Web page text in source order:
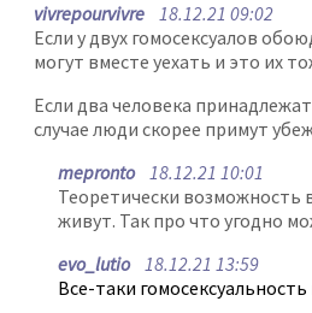
vivrepourvivre 18.12.21 09:02
Если у двух гомосексуалов
могут вместе уехать и это их
Если два человека
случае люди скорее примут
mepronto18.12.21 10:01
Теоретически возможность
живут. Так про что угодно
evo_lutio18.12.21 13:59
Все-таки